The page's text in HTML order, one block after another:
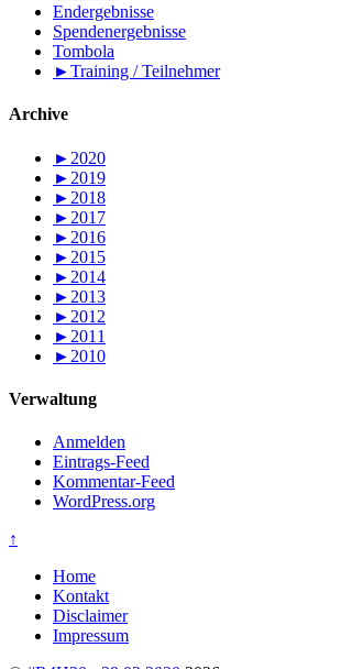
Endergebnisse
Spendenergebnisse
Tombola
►Training / Teilnehmer
Archive
► 2020
► 2019
► 2018
► 2017
► 2016
► 2015
► 2014
► 2013
► 2012
► 2011
► 2010
Verwaltung
Anmelden
Eintrags-Feed
Kommentar-Feed
WordPress.org
↑
Home
Kontakt
Disclaimer
Impressum